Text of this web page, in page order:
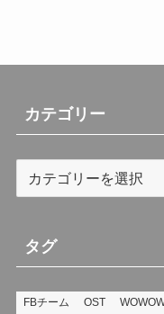
カテゴリー
ー
タグ
FBチーム OST